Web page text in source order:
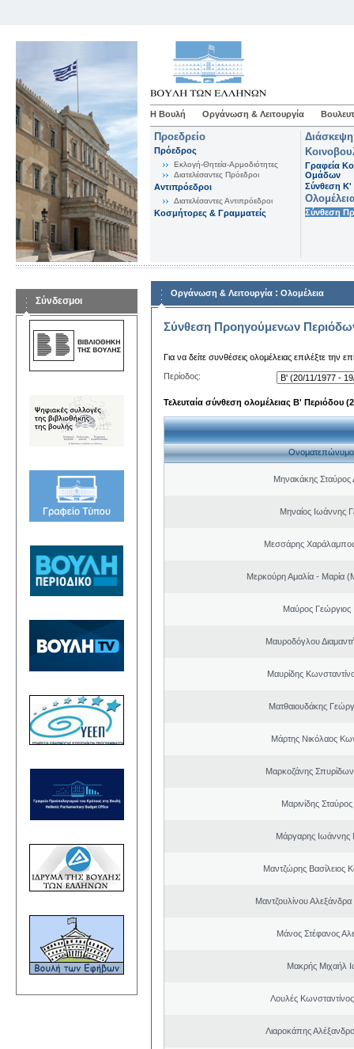
Η Βουλή Οργάνωση & Λειτουργία
Προεδρείο
Πρόεδρος
Εκλογή-Θητεία-Αρμοδιότητες
Διατελέσαντες Πρόεδροι
Αντιπρόεδροι
Διατελέσαντες Αντιπρόεδροι
Κοσμήτορες & Γραμματείς
Γραφεία
Ομάδων
Σύνθεση K'
Σύνθεση
Σύνδεσμοι
Οργάνωση & Λειτουργία : Ολομέλεια
Σύνθεση Προηγούμενων
Για να δείτε συνθέσεις ολομέλειας επιλέξτε την
Περίοδος:
Τελευταία σύνθεση ολομέλειας Β' Περιόδου
Ονοματεπώνυμο
Μηνακάκης Σταύρος
Μηναίος Ιωάννης
Μεσσάρης
Μερκούρη Αμαλία - Μαρία
Μαύρος Γεώργιος
Μαυροδόγλου
Μαυρίδης
Ματθαιουδάκης
Μάρτης Νικόλαος
Μαρκοζάνης
Μαρινίδης
Μάργαρης Ιωάννης
Μαντζώρης Βασίλειος
Μαντζουλίνου Αλεξάνδρα
Μάνος Στέφανος
Μακρής Μιχαήλ
Λουλές
Λιαροκάπης